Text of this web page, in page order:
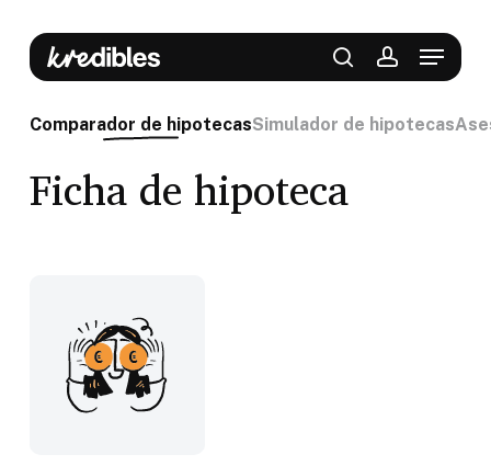
main
content
searchaccount
Menu
Comparador de hipotecasSimulador de hipotecas
Ficha de hipoteca